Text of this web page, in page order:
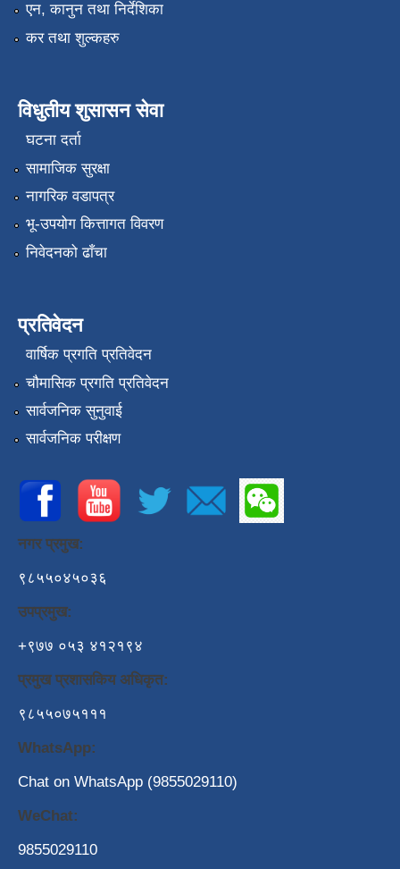
एन, कानुन तथा निर्देशिका
कर तथा शुल्कहरु
विधुतीय शुसासन सेवा
घटना दर्ता
सामाजिक सुरक्षा
नागरिक वडापत्र
भू-उपयोग कित्तागत विवरण
निवेदनको ढाँचा
प्रतिवेदन
वार्षिक प्रगति प्रतिवेदन
चौमासिक प्रगति प्रतिवेदन
सार्वजनिक सुनुवाई
सार्वजनिक परीक्षण
नगर प्रमुख:
९८५५०४५०३६
उपप्रमुख:
+९७७ ०५३ ४१२१९४
प्रमुख प्रशासकिय अधिकृत:
९८५५०७५१११
WhatsApp:
Chat on WhatsApp (9855029110)
WeChat:
9855029110